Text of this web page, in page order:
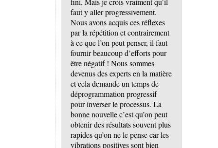
faut y aller progressivement.
Nous avons acquis ces réflexes
par la répétition et contrairement
à ce que l’on peut penser, il faut
fournir beaucoup d’efforts pour
être négatif ! Nous sommes
devenus des experts en la matière
et cela demande un temps de
déprogrammation progressif
pour inverser le processus. La
bonne nouvelle c’est qu’on peut
obtenir des résultats souvent plus
rapides qu’on ne le pense car les
vibrations positives sont bien